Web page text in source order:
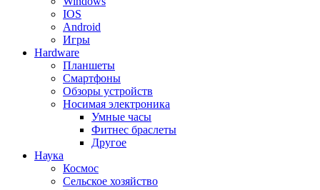
IOS
Android
Игры
Hardware
Планшеты
Смартфоны
Обзоры устройств
Носимая электроника
Умные часы
Фитнес браслеты
Другое
Наука
Космос
Сельское хозяйство